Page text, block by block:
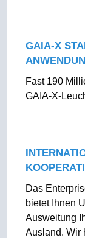
GAIA-X
Fast 190
GAIA-X-
Das
bietet Ihnen
Ausweitung
Ausland. Wir